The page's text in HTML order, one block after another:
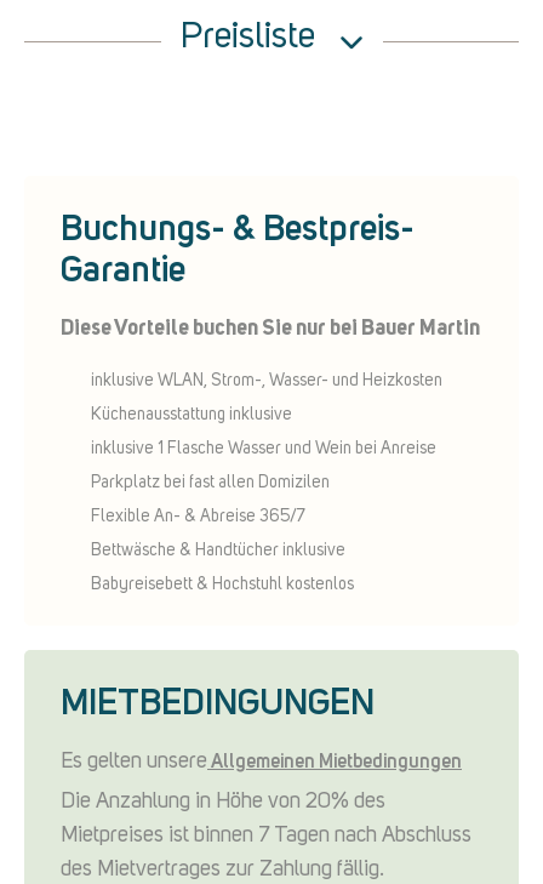
Preisliste
Buchungs- & Bestpreis-
Garantie
Diese Vorteile buchen Sie nur bei Bauer Martin
inklusive WLAN, Strom-, Wasser- und Heizkosten
Küchenausstattung inklusive
inklusive 1 Flasche Wasser und Wein bei Anreise
Parkplatz bei fast allen Domizilen
Flexible An- & Abreise 365/7
Bettwäsche & Handtücher inklusive
Babyreisebett & Hochstuhl kostenlos
MIETBEDINGUNGEN
Es gelten unsere Allgemeinen Mietbedingungen
Die Anzahlung in Höhe von 20% des
Mietpreises ist binnen 7 Tagen nach Abschluss
des Mietvertrages zur Zahlung fällig.